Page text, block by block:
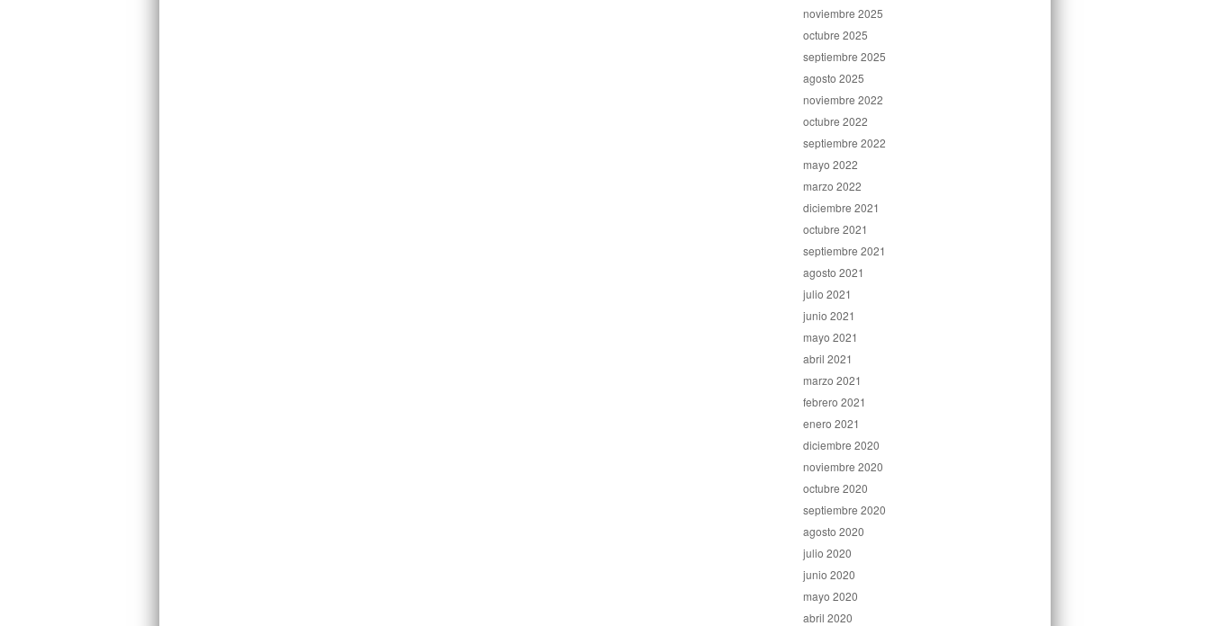
noviembre 2025
octubre 2025
septiembre 2025
agosto 2025
noviembre 2022
octubre 2022
septiembre 2022
mayo 2022
marzo 2022
diciembre 2021
octubre 2021
septiembre 2021
agosto 2021
julio 2021
junio 2021
mayo 2021
abril 2021
marzo 2021
febrero 2021
enero 2021
diciembre 2020
noviembre 2020
octubre 2020
septiembre 2020
agosto 2020
julio 2020
junio 2020
mayo 2020
abril 2020